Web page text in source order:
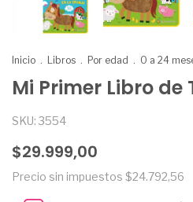
Inicio . Libros . Por edad . 0 a 24
Mi Primer Libro de
SKU: 3554
$29.999,00
Precio sin impuestos $24.792,56